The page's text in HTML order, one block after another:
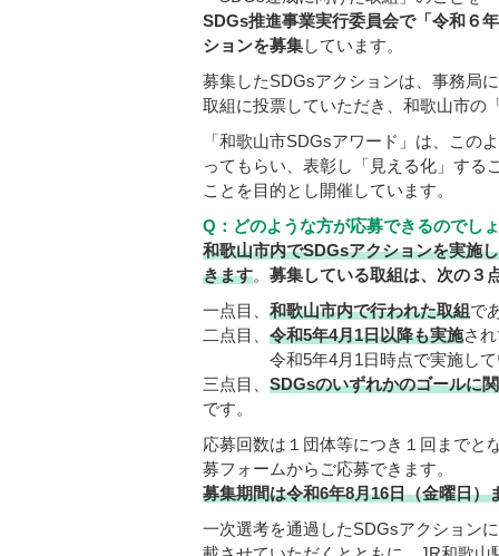
SDGs推進事業実行委員会で「令和６
ションを募集しています。
募集したSDGsアクションは、事務局
取組に投票していただき、和歌山市の
「和歌山市SDGsアワード」は、この
ってもらい、表彰し「見える化」する
ことを目的とし開催しています。
Q：どのような方が応募できるのでし
和歌山市内でSDGsアクションを実施
きます。 募集している取組は、次の３
一点目、 和歌山市内で行われた取組で
二点目、 令和5年4月1日以降も実施さ
令和5年4月1日時点で実施してい
三点目、 SDGsのいずれかのゴールに
です。
応募回数は１団体等につき１回までと
募フォームからご応募できます。
募集期間は令和6年8月16日（金曜日）
一次選考を通過したSDGsアクション